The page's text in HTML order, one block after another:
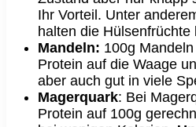
Ihr Vorteil. Unter
halten die Hülsenfrüchte
Mandeln: 100g
Protein auf die Waage
aber auch gut in viele
Magerquark: Bei
Protein auf 100g